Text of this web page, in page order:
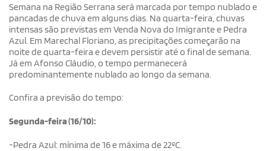
Semana na Região Serrana será marcada por tempo nublado e
pancadas de chuva em alguns dias. Na quarta-feira, chuvas
intensas são previstas em Venda Nova do Imigrante e Pedra
Azul. Em Marechal Floriano, as precipitações começarão na
noite de quarta-feira e devem persistir até o final de semana.
Já em Afonso Cláudio, o tempo permanecerá
predominantemente nublado ao longo da semana.
Confira a previsão do tempo:
Segunda-feira (16/10):
-Pedra Azul: mínima de 16 e máxima de 22ºC.